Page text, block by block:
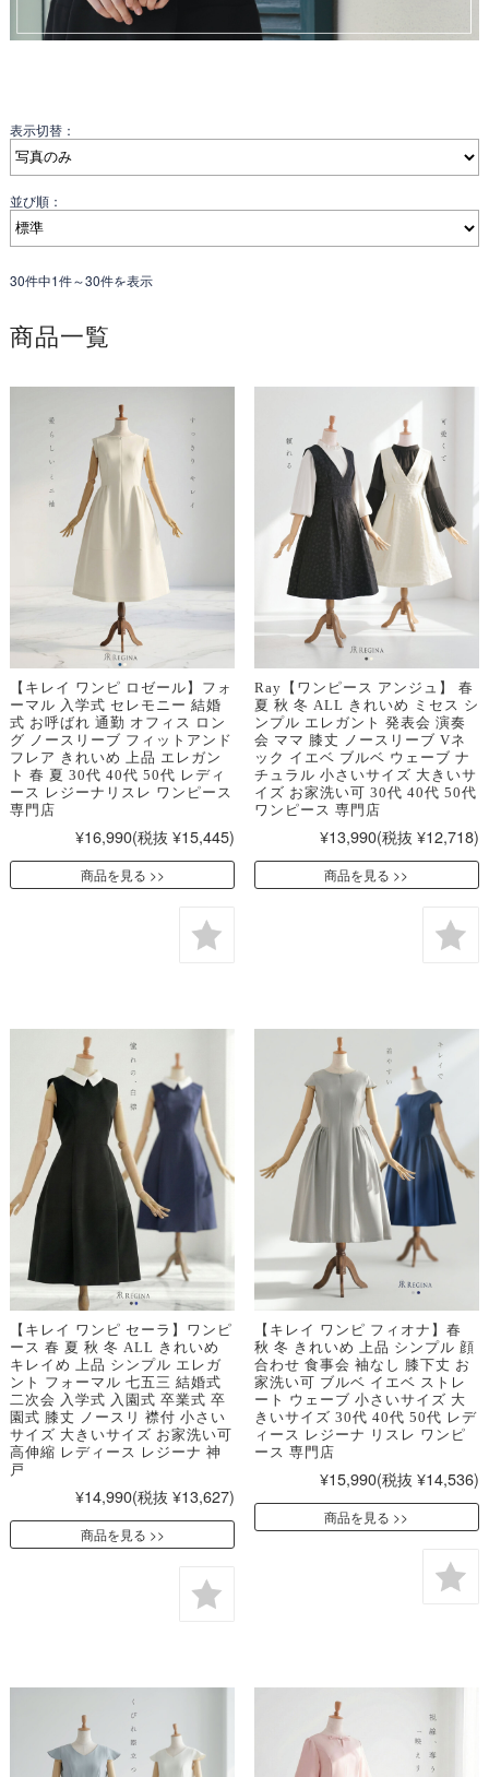
表示切替：
並び順：
30件中1件～30件を表示
商品一覧
【キレイ ワンピ ロゼール】フォ
ーマル 入学式 セレモニー 結婚
式 お呼ばれ 通勤 オフィス ロン
グ ノースリーブ フィットアンド
フレア きれいめ 上品 エレガン
ト 春 夏 30代 40代 50代 レディ
ース レジーナリスレ ワンピース
専門店
¥16,990(税抜 ¥15,445)
商品を見る
Ray【ワンピース アンジュ】 春
夏 秋 冬 ALL きれいめ ミセス シ
ンプル エレガント 発表会 演奏
会 ママ 膝丈 ノースリーブ Vネ
ック イエベ ブルベ ウェーブ ナ
チュラル 小さいサイズ 大きいサ
イズ お家洗い可 30代 40代 50代
ワンピース 専門店
¥13,990(税抜 ¥12,718)
商品を見る
【キレイ ワンピ セーラ】ワンピ
ース 春 夏 秋 冬 ALL きれいめ
キレイめ 上品 シンプル エレガ
ント フォーマル 七五三 結婚式
二次会 入学式 入園式 卒業式 卒
園式 膝丈 ノースリ 襟付 小さい
サイズ 大きいサイズ お家洗い可
高伸縮 レディース レジーナ 神
戸
¥14,990(税抜 ¥13,627)
商品を見る
【キレイ ワンピ フィオナ】春
秋 冬 きれいめ 上品 シンプル 顔
合わせ 食事会 袖なし 膝下丈 お
家洗い可 ブルベ イエベ ストレ
ート ウェーブ 小さいサイズ 大
きいサイズ 30代 40代 50代 レデ
ィース レジーナ リスレ ワンピ
ース 専門店
¥15,990(税抜 ¥14,536)
商品を見る